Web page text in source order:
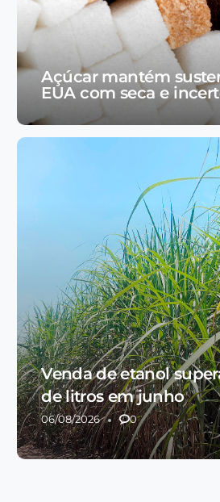
Açúcar mantém
EUA com seca e
Venda de etanol
de litros em junho
06/08/2026 0